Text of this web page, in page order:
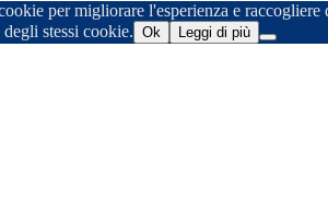
per migliorare l'esperienza e
stessi cookie. Ok Leggi di più